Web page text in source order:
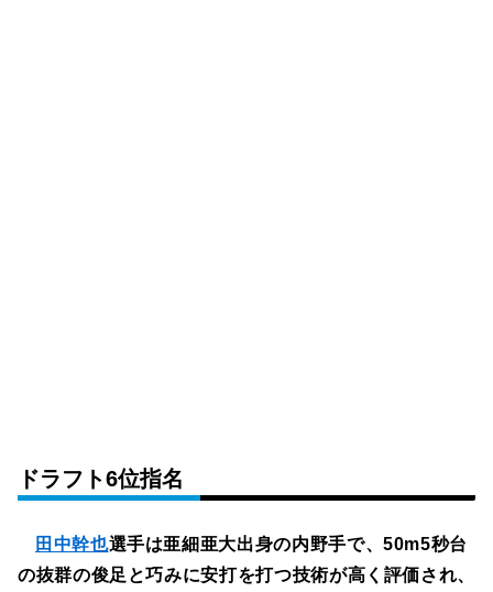
ドラフト6位指名
田中幹也選手は亜細亜大出身の内野手で、50m5秒台
の抜群の俊足と巧みに安打を打つ技術が高く評価され、